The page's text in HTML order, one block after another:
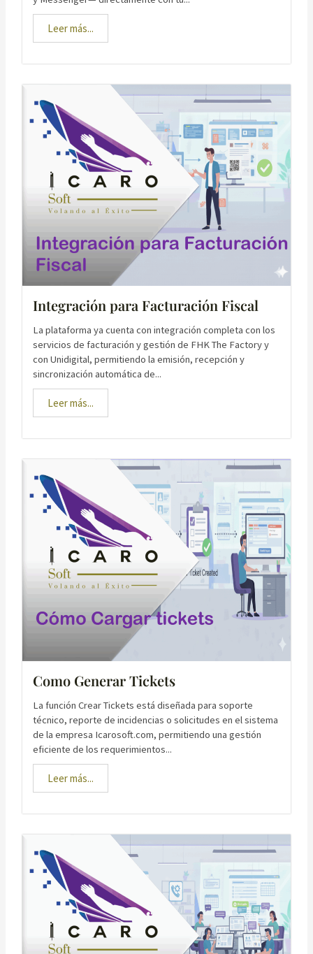
Leer más...
Integración para Facturación Fiscal
La plataforma ya cuenta con integración completa con los
servicios de facturación y gestión de FHK The Factory y
con Unidigital, permitiendo la emisión, recepción y
sincronización automática de...
Leer más...
Como Generar Tickets
La función Crear Tickets está diseñada para soporte
técnico, reporte de incidencias o solicitudes en el sistema
de la empresa Icarosoft.com, permitiendo una gestión
eficiente de los requerimientos...
Leer más...